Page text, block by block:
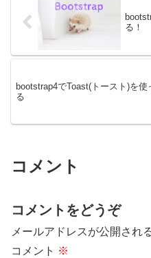
る！
bootstrap4でToast(トースト)を使
る
コメント
コメントをどうぞ
メールアドレスが公開され
コメント ※